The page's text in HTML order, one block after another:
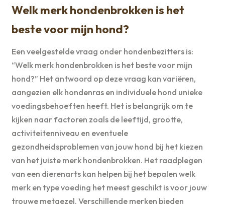
Welk merk hondenbrokken is het
beste voor mijn hond?
Een veelgestelde vraag onder hondenbezitters is:
“Welk merk hondenbrokken is het beste voor mijn
hond?” Het antwoord op deze vraag kan variëren,
aangezien elk hondenras en individuele hond unieke
voedingsbehoeften heeft. Het is belangrijk om te
kijken naar factoren zoals de leeftijd, grootte,
activiteitenniveau en eventuele
gezondheidsproblemen van jouw hond bij het kiezen
van het juiste merk hondenbrokken. Het raadplegen
van een dierenarts kan helpen bij het bepalen welk
merk en type voeding het meest geschikt is voor jouw
trouwe metgezel. Verschillende merken bieden